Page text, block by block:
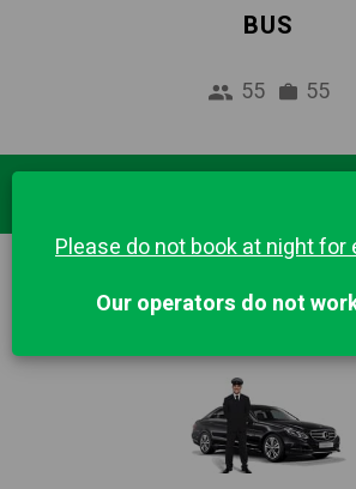
BUS
55 55
Please do not book at night for
Our operators do not